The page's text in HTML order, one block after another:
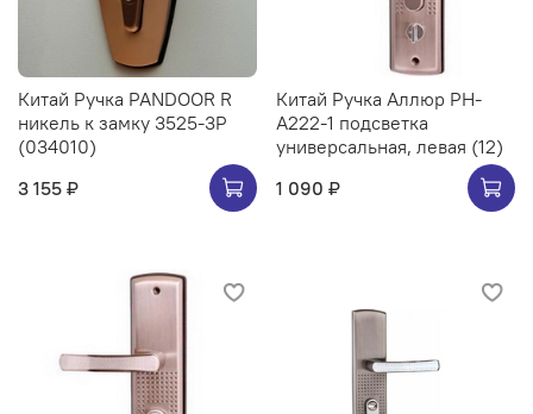
Китай Ручка PANDOOR R
никель к замку 3525-3Р
(034010)
3 155 ₽
Китай Ручка Аллюр РН-
А222-1 подсветка
универсальная, левая (12)
1 090 ₽